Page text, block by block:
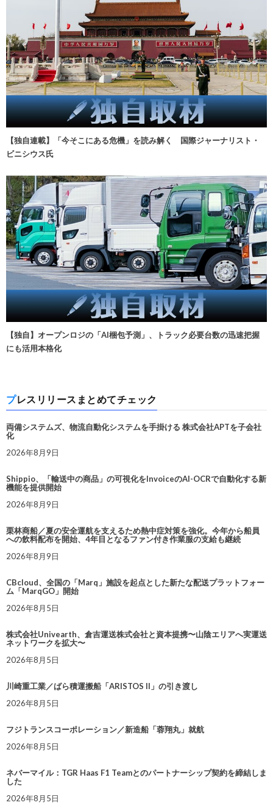
【独自連載】「今そこにある危機」を読み解く 国際ジャーナリスト・
ビニシウス氏
【独自】オープンロジの「AI梱包予測」、トラック必要台数の迅速把握
にも活用本格化
プレスリリースまとめてチェック
両備システムズ、物流自動化システムを手掛ける 株式会社APTを子会社
化
2026年8月9日
Shippio、「輸送中の商品」の可視化をInvoiceのAI-OCRで自動化する新
機能を提供開始
2026年8月9日
栗林商船／夏の安全運航を支えるため熱中症対策を強化。今年から船員
への飲料配布を開始、4年目となるファン付き作業服の支給も継続
2026年8月9日
CBcloud、全国の「Marq」施設を起点とした新たな配送プラットフォー
ム「MarqGO」開始
2026年8月5日
株式会社Univearth、倉吉運送株式会社と資本提携〜山陰エリアへ実運送
ネットワークを拡大〜
2026年8月5日
川崎重工業／ばら積運搬船「ARISTOS II」の引き渡し
2026年8月5日
フジトランスコーポレーション／新造船「蓉翔丸」就航
2026年8月5日
ネバーマイル：TGR Haas F1 Teamとのパートナーシップ契約を締結しま
した
2026年8月5日